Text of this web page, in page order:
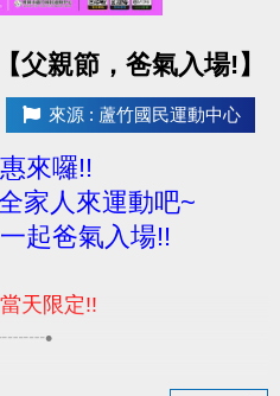
父親節，爸氣入場!】
來源 : 蘆竹國民運動中心
來囉!!
家人來運動吧~
起爸氣入場!!
天限定!!